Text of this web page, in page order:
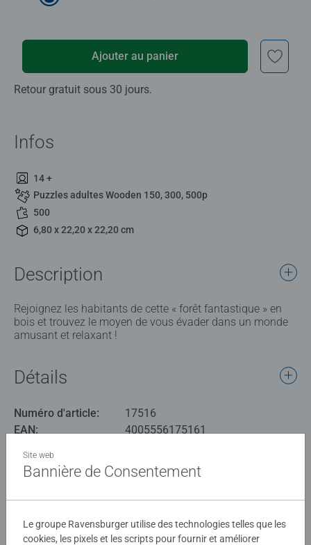
Ajouter au panier
Retour gratuit sous 30 jours.
Infos
14 +
Puzzles adultes Wooden 150, 300, 500p
500
6,80 x 22,20 x 22,20 cm
Description
Rejoignez les habitants de cette « forêt fantastique » en
bois et trouvez le moyen de vous évader dans un monde
amusant et relaxant !
Détails
Numéro d'article:
17516
EAN:
4005556175161
Avertissements et informations du fabricant
Produits similaires
Site web
Bannière de Consentement
Le groupe Ravensburger utilise des technologies telles que les
cookies, les pixels et les scripts pour fournir et améliorer